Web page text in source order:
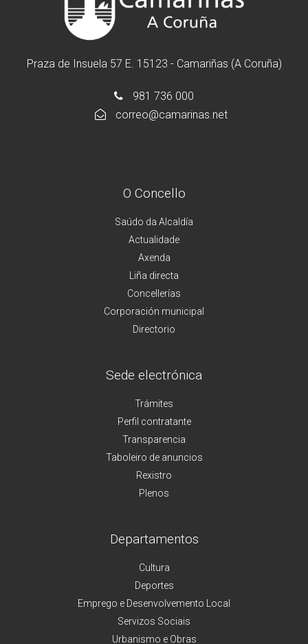
Praza de Insuela 57 E. 15123 - Camariñas (A Coruña)
981 736 000
correo@camarinas.net
O Concello
Saúdo da Alcaldía
Actualidade
Axenda
Liña directa
Concellerías
Corporación municipal
Directorio
Sede electrónica
Trámites
Perfil contratante
Transparencia
Taboleiro de anuncios
Rexistro
Plenos
Departamentos
Cultura
Deportes
Emprego e Desenvolvemento Local
Servizos Sociais
Urbanismo e Obras